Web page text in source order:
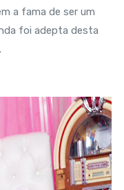
a fama de ser um
foi adepta desta